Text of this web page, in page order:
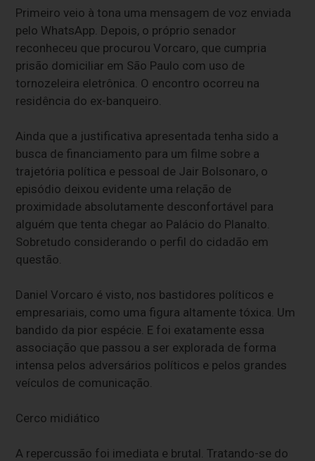
Primeiro veio à tona uma mensagem de voz enviada
pelo WhatsApp. Depois, o próprio senador
reconheceu que procurou Vorcaro, que cumpria
prisão domiciliar em São Paulo com uso de
tornozeleira eletrônica. O encontro ocorreu na
residência do ex-banqueiro.
Ainda que a justificativa apresentada tenha sido a
busca de financiamento para um filme sobre a
trajetória política e pessoal de Jair Bolsonaro, o
episódio deixou evidente uma relação de
proximidade absolutamente desconfortável para
alguém que tenta chegar ao Palácio do Planalto.
Sobretudo considerando o perfil do cidadão em
questão.
Daniel Vorcaro é visto, nos bastidores políticos e
empresariais, como uma figura altamente tóxica. Um
bandido da pior espécie. E foi exatamente essa
associação que passou a ser explorada de forma
intensa pelos adversários políticos e pelos grandes
veículos de comunicação.
Cerco midiático
A repercussão foi imediata e brutal. Tratando-se do